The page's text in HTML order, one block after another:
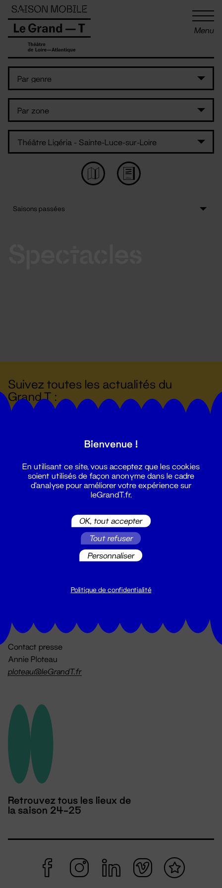
Menu
Suivez toutes les actualités du
Grand T :
billetterie@leGrandT.fr
Contact presse
Annie Ploteau
ploteau@leGrandT.fr
Retrouvez tous les lieux de
la saison 24-25
Panneau de gestion des cookies
Bienvenue !
En utilisant ce site, vous acceptez que les cookies
soient utilisés de façon anonyme dans le cadre
d'analyse pour améliorer votre expérience sur
leGrandT.fr.
OK, tout accepter
Tout refuser
Personnaliser
Politique de confidentialité